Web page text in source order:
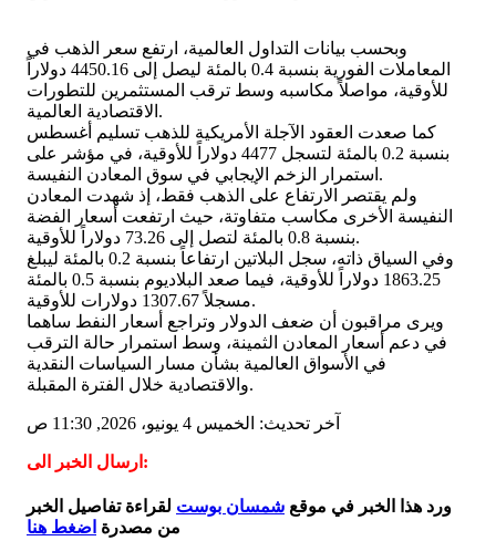
وبحسب بيانات التداول العالمية، ارتفع سعر الذهب في
المعاملات الفورية بنسبة 0.4 بالمئة ليصل إلى 4450.16 دولاراً
للأوقية، مواصلاً مكاسبه وسط ترقب المستثمرين للتطورات
الاقتصادية العالمية.
كما صعدت العقود الآجلة الأمريكية للذهب تسليم أغسطس
بنسبة 0.2 بالمئة لتسجل 4477 دولاراً للأوقية، في مؤشر على
استمرار الزخم الإيجابي في سوق المعادن النفيسة.
ولم يقتصر الارتفاع على الذهب فقط، إذ شهدت المعادن
النفيسة الأخرى مكاسب متفاوتة، حيث ارتفعت أسعار الفضة
بنسبة 0.8 بالمئة لتصل إلى 73.26 دولاراً للأوقية.
وفي السياق ذاته، سجل البلاتين ارتفاعاً بنسبة 0.2 بالمئة ليبلغ
1863.25 دولاراً للأوقية، فيما صعد البلاديوم بنسبة 0.5 بالمئة
مسجلاً 1307.67 دولارات للأوقية.
ويرى مراقبون أن ضعف الدولار وتراجع أسعار النفط ساهما
في دعم أسعار المعادن الثمينة، وسط استمرار حالة الترقب
في الأسواق العالمية بشأن مسار السياسات النقدية
والاقتصادية خلال الفترة المقبلة.
آخر تحديث: الخميس 4 يونيو، 2026, 11:30 ص
ارسال الخبر الى:
ورد هذا الخبر في موقع شمسان بوست لقراءة تفاصيل الخبر
من مصدرة اضغط هنا